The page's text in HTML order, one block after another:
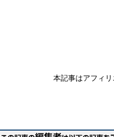
本記事はアフィ